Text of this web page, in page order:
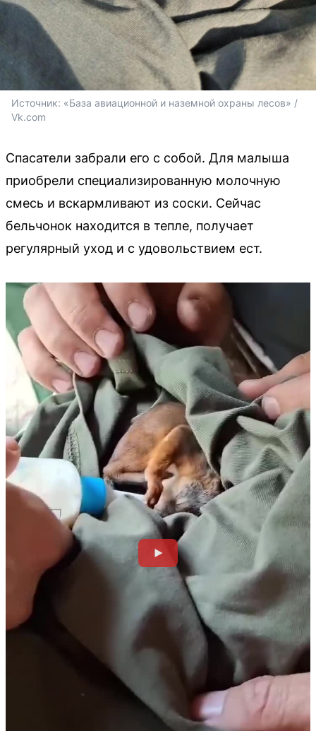
Источник: «База авиационной и наземной охраны лесов» /
Vk.com
Спасатели забрали его с собой. Для малыша
приобрели специализированную молочную
смесь и вскармливают из соски. Сейчас
бельчонок находится в тепле, получает
регулярный уход и с удовольствием ест.